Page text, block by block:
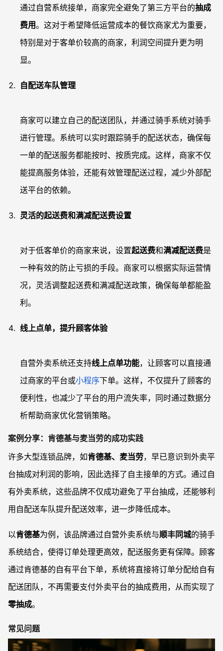
通过自营系统接单，商家完全避免了第三方平台的抽成
费用。这对于希望降低运营成本的餐饮商家尤为重要，
特别是对于客单价较高的商家，利润空间提升更为明
显。
自配送车队管理
商家可以建立自己的配送团队，并通过骑手系统对骑手
进行管理。系统可以实时跟踪骑手的配送状态，确保每
一单的配送服务都能按时、按质完成。这样，商家不仅
能提高服务体验，还能有效管理配送过程，减少外部配
送平台的依赖。
灵活的起送费和满减配送费设置
对于低客单价的商家来说，设置起送费和满减配送费是
一种有效的防止亏损的手段。商家可以根据实际运营情
况，灵活调整起送费和满减配送政策，确保每单都能盈
利。
线上点单，提升顾客体验
自营外卖系统还支持线上点单功能，让顾客可以直接通
过商家的平台或小程序下单。这样，不仅提升了顾客的
便利性，也减少了平台的用户流失率，同时通过数据分
析帮助商家优化营销策略。
案例分享：肯德基与麦当劳的成功实践
许多大型连锁品牌，如肯德基、麦当劳，早已意识到外卖平
台抽成对利润的影响，因此选择了自主接单的方式。通过自
有外卖系统，这些品牌不仅成功避免了平台抽成，还能够利
用自配送车队提升配送效率，进一步降低成本。
以肯德基为例，该品牌通过自营外卖系统与顺丰同城的骑手
系统结合，使得订单处理更高效，配送服务更有保障。顾客
通过肯德基的自有平台下单，系统将直接将订单分配给自有
配送团队，不再需要支付外卖平台的抽成费用，从而实现了
零抽成。
常见问题